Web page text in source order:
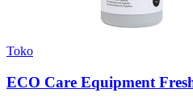
Toko
ECO Care Equipment